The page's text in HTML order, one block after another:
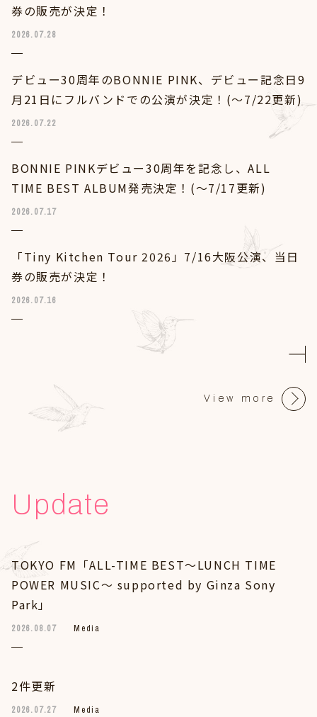
券の販売が決定！
2026.07.28
デビュー30周年のBONNIE PINK、デビュー記念日9
月21日にフルバンドでの公演が決定！(～7/22更新)
2026.07.22
BONNIE PINKデビュー30周年を記念し、ALL
TIME BEST ALBUM発売決定！(～7/17更新)
2026.07.17
「Tiny Kitchen Tour 2026」7/16大阪公演、当日
券の販売が決定！
2026.07.16
「Tiny Kitchen Tour 2026」7/28札幌公演、チケ
2026.07.14
View more
Update
TOKYO FM「ALL-TIME BEST～LUNCH TIME
POWER MUSIC～ supported by Ginza Sony
Park」
2026.08.07 Media
2件更新
2026.07.27 Media